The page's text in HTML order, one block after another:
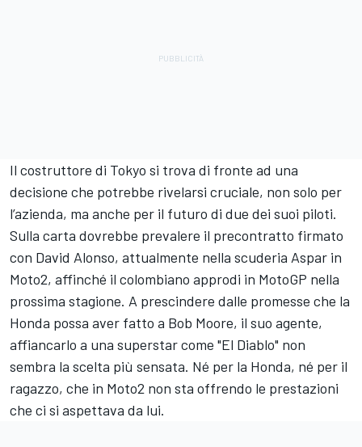
Il costruttore di Tokyo si trova di fronte ad una
decisione che potrebbe rivelarsi cruciale, non solo per
l’azienda, ma anche per il futuro di due dei suoi piloti.
Sulla carta dovrebbe prevalere il precontratto firmato
con David Alonso, attualmente nella scuderia Aspar in
Moto2, affinché il colombiano approdi in MotoGP nella
prossima stagione. A prescindere dalle promesse che la
Honda possa aver fatto a Bob Moore, il suo agente,
affiancarlo a una superstar come "El Diablo" non
sembra la scelta più sensata. Né per la Honda, né per il
ragazzo, che in Moto2 non sta offrendo le prestazioni
che ci si aspettava da lui.